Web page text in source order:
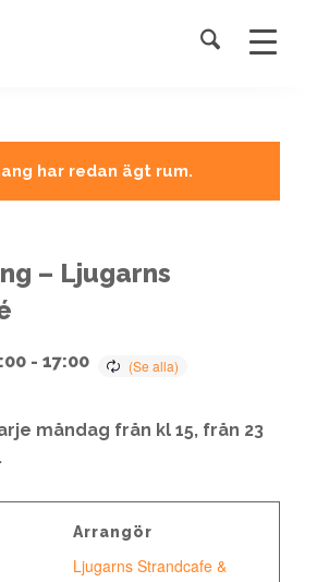
har redan ägt rum.
– Ljugarns
- 17:00
måndag från kl 15, från 23
Arrangör
Ljugarns Strandcafe &